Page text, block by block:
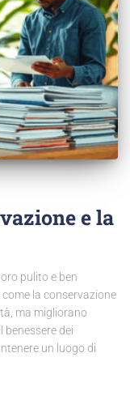
e la
pulito e ben
la conservazione
ma migliorano
benessere dei
un luogo di